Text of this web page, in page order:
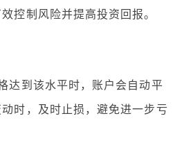
控制风险并提高投资回报。
达到该水平时，账户会自动平
时，及时止损，避免进一步亏